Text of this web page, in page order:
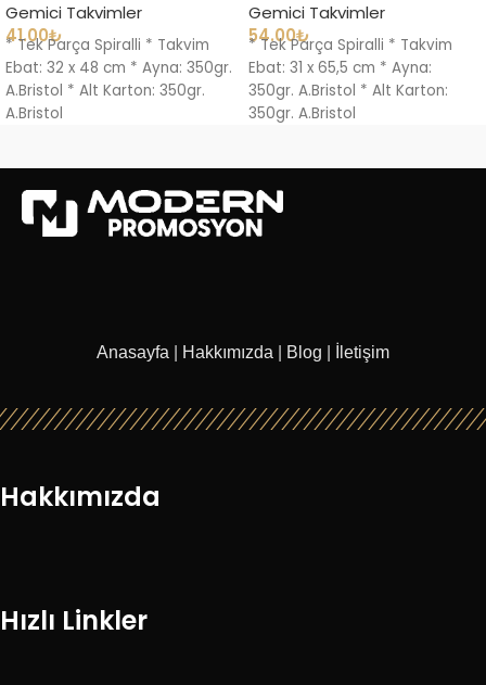
Gemici Takvimler
41.00₺
* Tek Parça Spiralli * Takvim
Ebat: 32 x 48 cm * Ayna: 350gr.
A.Bristol * Alt Karton: 350gr.
A.Bristol
Gemici Takvimler
54.00₺
* Tek Parça Spiralli * Takvim
Ebat: 31 x 65,5 cm * Ayna:
350gr. A.Bristol * Alt Karton:
350gr. A.Bristol
Anasayfa Hakkımızda Blog İletişim
Hakkımızda
Hızlı Linkler